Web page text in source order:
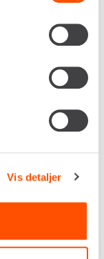
Vis detaljer